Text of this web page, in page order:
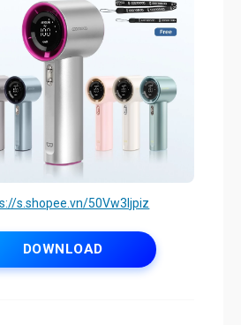
s.shopee.vn/50Vw3Ijpiz
DOWNLOAD